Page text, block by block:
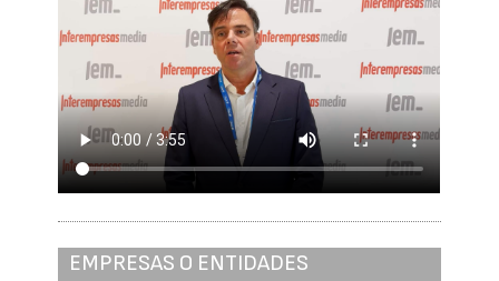
EMPRESAS O ENTIDADES